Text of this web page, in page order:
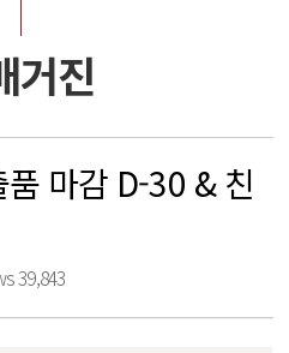
거진
마감 D-30 & 친
39,843